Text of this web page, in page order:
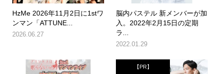
HzMe 2026年11月2日に1stワ
ンマン「ATTUNE...
2026.06.27
脳内パステル 新メンバーが加
入。2022年2月15日の定期
ラ...
2022.01.29
【PR】